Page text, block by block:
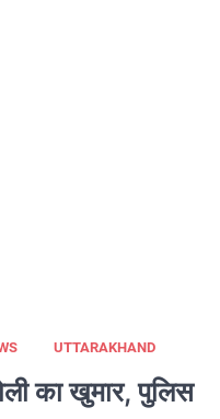
UTTARAKHAND
का खुमार, पुलिस